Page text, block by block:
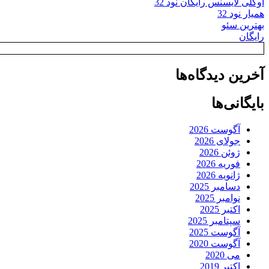
همیار نود 32
بهترین سئو
رایگان
آخرین دیدگاه‌ها
بایگانی‌ها
آگوست 2026
جولای 2026
ژوئن 2026
فوریه 2026
ژانویه 2026
دسامبر 2025
نوامبر 2025
اکتبر 2025
سپتامبر 2025
آگوست 2025
آگوست 2020
می 2020
اکتبر 2019